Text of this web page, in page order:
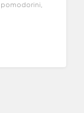
pomodorini,